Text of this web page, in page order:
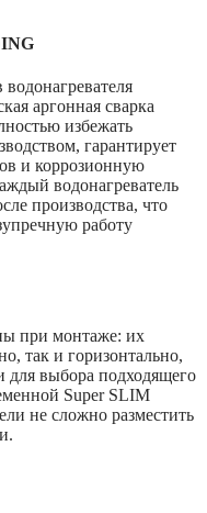
аргонная сварка
избежать
гарантирует
и коррозионную
водонагреватель
производства, что
работу
при монтаже: их
так и горизонтально,
для выбора подходящего
Super SLIM
не сложно разместить